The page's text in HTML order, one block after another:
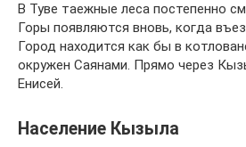
В Туве таежные леса постепенно
Горы появляются вновь, когда
Город находится как бы в
окружен Саянами. Прямо через
Енисей.
Население Кызыла